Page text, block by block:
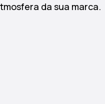
da sua marca.